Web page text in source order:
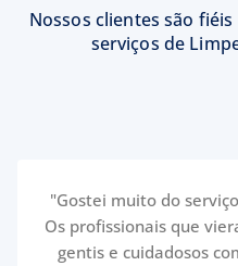
Nossos clientes são
serviços de
"Gostei muito do
Os profissionais que
gentis e cuidadosos